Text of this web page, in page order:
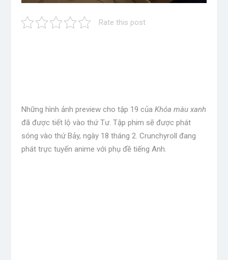
Rate this post
Những hình ảnh preview cho tập 19 của Khóa màu xanh
đã được tiết lộ vào thứ Tư. Tập phim sẽ được phát
sóng vào thứ Bảy, ngày 18 tháng 2. Crunchyroll đang
phát trực tuyến anime với phụ đề tiếng Anh.